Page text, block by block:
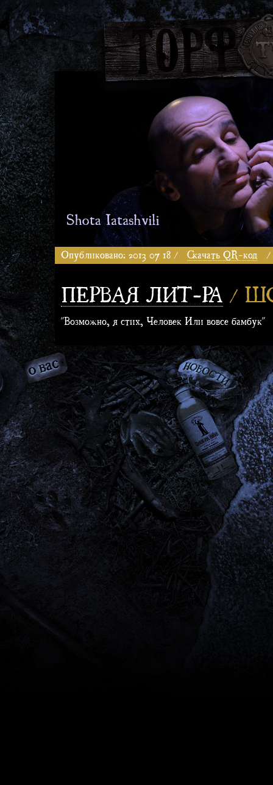
Опубликовано: 2013 07 18 / Скачать QR-код /
ПЕРВАЯ ЛИТ-РА /
"Возможно, я стих, Человек Или вовсе бамбук"